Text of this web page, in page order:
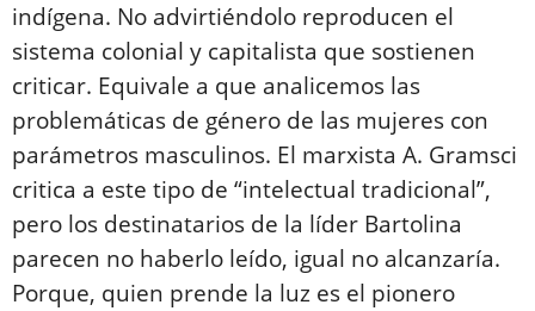
indígena. No advirtiéndolo reproducen el
sistema colonial y capitalista que sostienen
criticar. Equivale a que analicemos las
problemáticas de género de las mujeres con
parámetros masculinos. El marxista A. Gramsci
critica a este tipo de “intelectual tradicional”,
pero los destinatarios de la líder Bartolina
parecen no haberlo leído, igual no alcanzaría.
Porque, quien prende la luz es el pionero